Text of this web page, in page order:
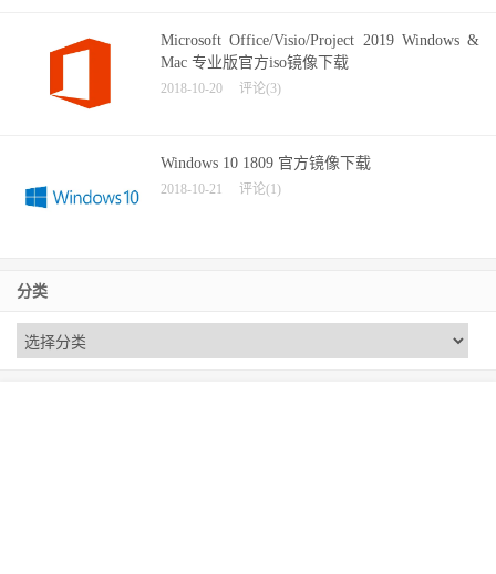
Microsoft Office/Visio/Project 2019 Windows &
Mac 专业版官方iso镜像下载
2018-10-20 评论(3)
Windows 10 1809 官方镜像下载
2018-10-21 评论(1)
分类